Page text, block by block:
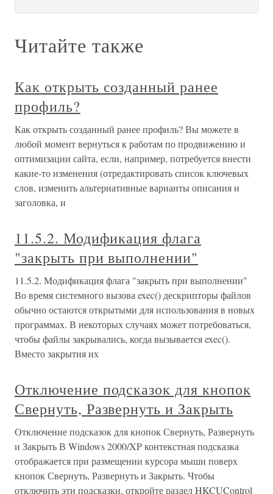
Читайте также
Как открыть созданный ранее
профиль?
Как открыть созданный ранее профиль? Вы можете в
любой момент вернуться к работам по продвижению и
оптимизации сайта, если, например, потребуется внести
какие-то изменения (отредактировать список ключевых
слов, изменить альтернативные варианты описания и
заголовка, и
11.5.2. Модификация флага
"закрыть при выполнении"
11.5.2. Модификация флага "закрыть при выполнении"
Во время системного вызова exec() дескрипторы файлов
обычно остаются открытыми для использования в новых
программах. В некоторых случаях может потребоваться,
чтобы файлы закрывались, когда вызывается exec().
Вместо закрытия их
Отключение подсказок для кнопок
Свернуть, Развернуть и Закрыть
Отключение подсказок для кнопок Свернуть, Развернуть
и Закрыть В Windows 2000/XP контекстная подсказка
отображается при размещении курсора мыши поверх
кнопок Свернуть, Развернуть и Закрыть. Чтобы
отключить эти подсказки, откройте раздел HKCUControl